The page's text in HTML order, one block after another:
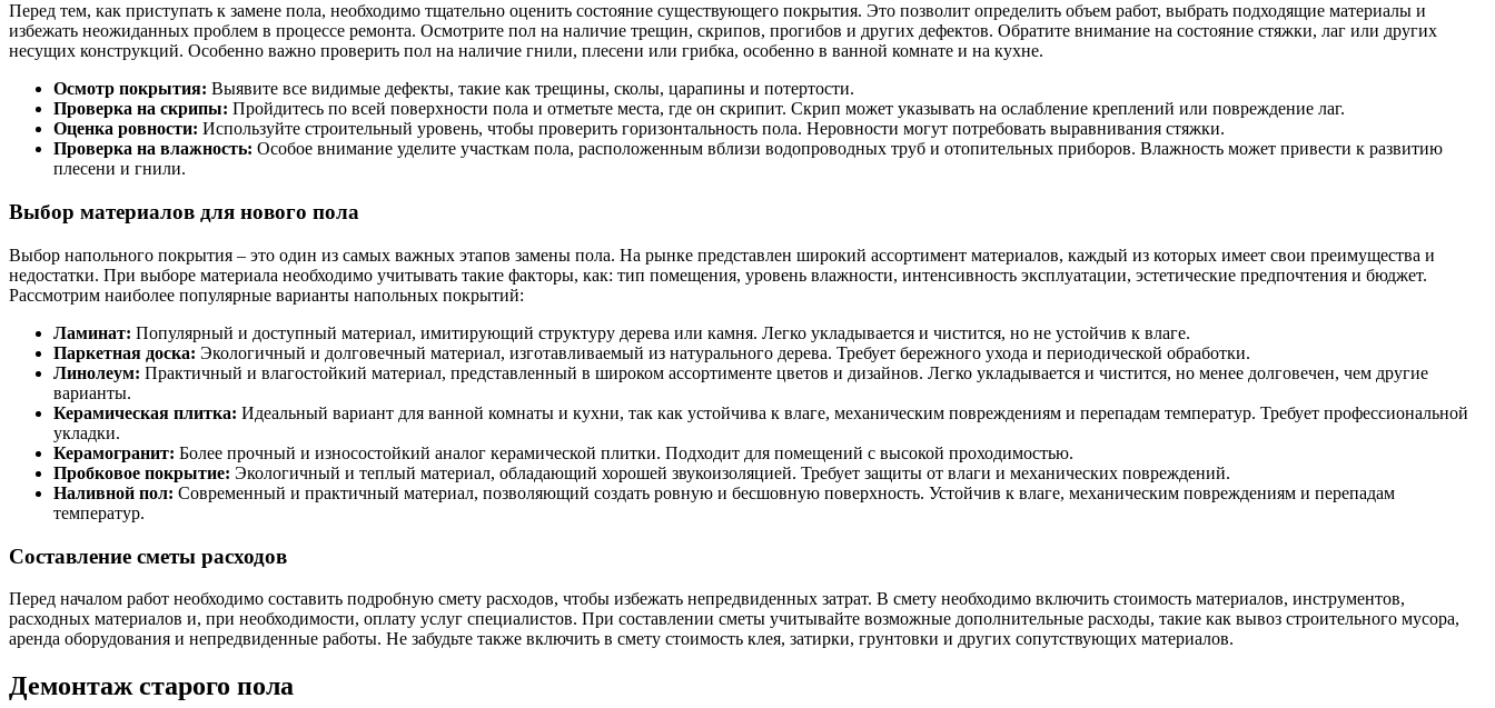
Перед тем, как приступать к замене пола, необходимо тщательно оценить состояние существующего покрытия. Это позволит определить объем работ, выбрать подходящие материалы и
избежать неожиданных проблем в процессе ремонта. Осмотрите пол на наличие трещин, скрипов, прогибов и других дефектов. Обратите внимание на состояние стяжки, лаг или других
несущих конструкций. Особенно важно проверить пол на наличие гнили, плесени или грибка, особенно в ванной комнате и на кухне.
Осмотр покрытия: Выявите все видимые дефекты, такие как трещины, сколы, царапины и потертости.
Проверка на скрипы: Пройдитесь по всей поверхности пола и отметьте места, где он скрипит. Скрип может указывать на ослабление креплений или повреждение лаг.
Оценка ровности: Используйте строительный уровень, чтобы проверить горизонтальность пола. Неровности могут потребовать выравнивания стяжки.
Проверка на влажность: Особое внимание уделите участкам пола, расположенным вблизи водопроводных труб и отопительных приборов. Влажность может привести к развитию
плесени и гнили.
Выбор материалов для нового пола
Выбор напольного покрытия – это один из самых важных этапов замены пола. На рынке представлен широкий ассортимент материалов, каждый из которых имеет свои преимущества и
недостатки. При выборе материала необходимо учитывать такие факторы, как: тип помещения, уровень влажности, интенсивность эксплуатации, эстетические предпочтения и бюджет.
Рассмотрим наиболее популярные варианты напольных покрытий:
Ламинат: Популярный и доступный материал, имитирующий структуру дерева или камня. Легко укладывается и чистится, но не устойчив к влаге.
Паркетная доска: Экологичный и долговечный материал, изготавливаемый из натурального дерева. Требует бережного ухода и периодической обработки.
Линолеум: Практичный и влагостойкий материал, представленный в широком ассортименте цветов и дизайнов. Легко укладывается и чистится, но менее долговечен, чем другие
варианты.
Керамическая плитка: Идеальный вариант для ванной комнаты и кухни, так как устойчива к влаге, механическим повреждениям и перепадам температур. Требует профессиональной
укладки.
Керамогранит: Более прочный и износостойкий аналог керамической плитки. Подходит для помещений с высокой проходимостью.
Пробковое покрытие: Экологичный и теплый материал, обладающий хорошей звукоизоляцией. Требует защиты от влаги и механических повреждений.
Наливной пол: Современный и практичный материал, позволяющий создать ровную и бесшовную поверхность. Устойчив к влаге, механическим повреждениям и перепадам
температур.
Составление сметы расходов
Перед началом работ необходимо составить подробную смету расходов, чтобы избежать непредвиденных затрат. В смету необходимо включить стоимость материалов, инструментов,
расходных материалов и, при необходимости, оплату услуг специалистов. При составлении сметы учитывайте возможные дополнительные расходы, такие как вывоз строительного мусора,
аренда оборудования и непредвиденные работы. Не забудьте также включить в смету стоимость клея, затирки, грунтовки и других сопутствующих материалов.
Демонтаж старого пола